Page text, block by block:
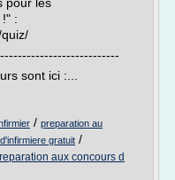
:
sont ici :...
/ preparation au
gratuit /
aux concours d